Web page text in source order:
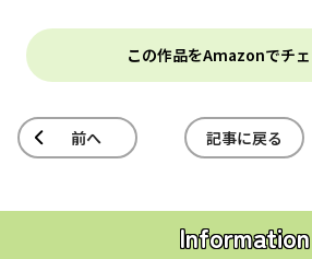
この作品をAmazonでチ
前へ 記事に戻る
Information